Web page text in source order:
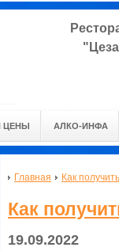
ЦЕНЫ АЛКО-ИНФА
Главная Как
Как
19.09.2022